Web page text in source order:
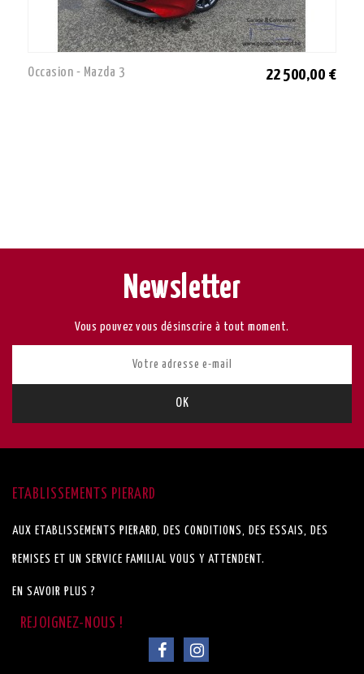
Occasion - Mazda 3 22 500,00 €
Newsletter
Vous pouvez vous désinscrire à tout moment.
ETABLISSEMENTS PIERARD
AUX ETABLISSEMENTS PIERARD, DES CONDITIONS, DES ESSAIS, DES
REMISES ET UN SERVICE FAMILIAL VOUS Y ATTENDENT.
EN SAVOIR PLUS ?